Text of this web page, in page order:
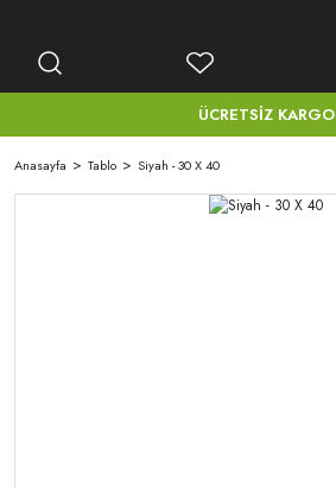
ÜCRETSİZ KARGO
Anasayfa Tablo Siyah - 30 X 40